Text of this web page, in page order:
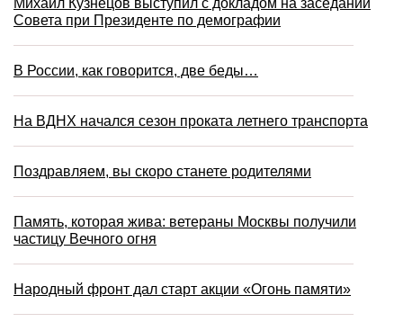
Михаил Кузнецов выступил с докладом на заседании
Совета при Президенте по демографии
В России, как говорится, две беды…
На ВДНХ начался сезон проката летнего транспорта
Поздравляем, вы скоро станете родителями
Память, которая жива: ветераны Москвы получили
частицу Вечного огня
Народный фронт дал старт акции «Огонь памяти»